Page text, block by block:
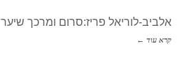
אלביב-לוריאל פריז:סרום ומרכך שיער ULTIMATE
קרא עוד ←